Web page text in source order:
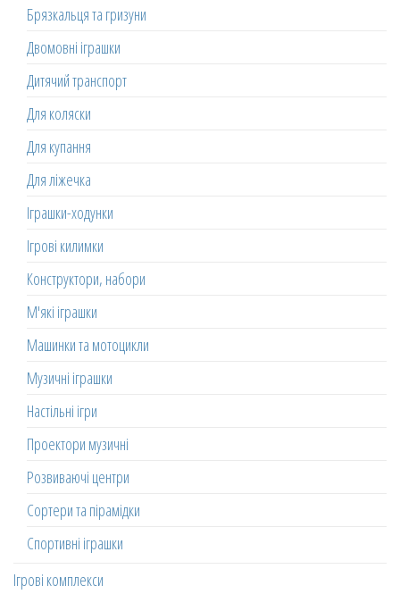
Брязкальця та гризуни
Двомовні іграшки
Дитячий транспорт
Для коляски
Для купання
Для ліжечка
Іграшки-ходунки
Ігрові килимки
Конструктори, набори
М'які іграшки
Машинки та мотоцикли
Музичні іграшки
Настільні ігри
Проектори музичні
Розвиваючі центри
Сортери та пірамідки
Спортивні іграшки
Ігрові комплекси